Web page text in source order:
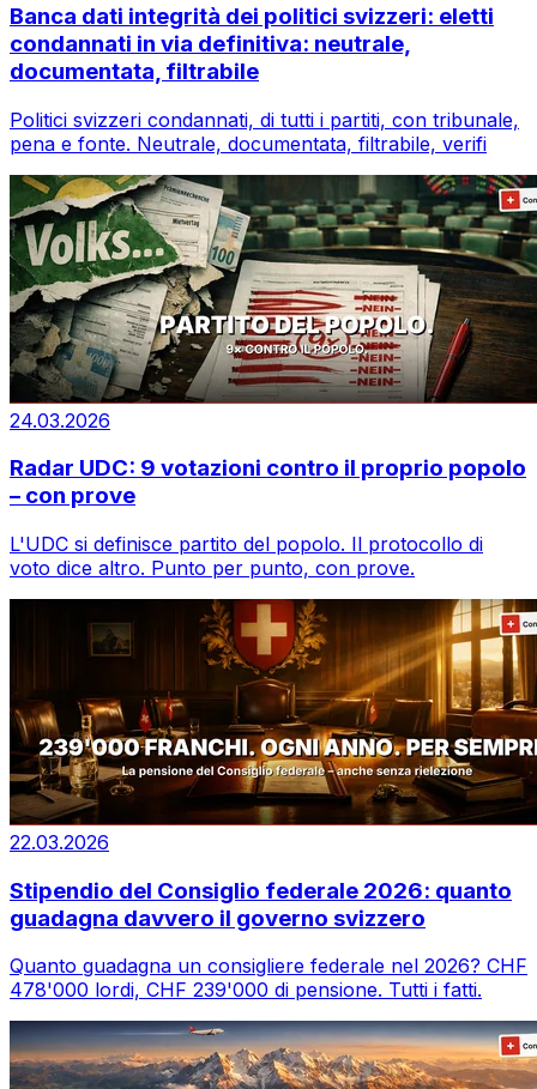
Banca dati integrità dei politici svizzeri: eletti
condannati in via definitiva: neutrale,
documentata, filtrabile
Politici svizzeri condannati, di tutti i partiti, con tribunale,
pena e fonte. Neutrale, documentata, filtrabile, verifi
24.03.2026
Radar UDC: 9 votazioni contro il proprio popolo
– con prove
L'UDC si definisce partito del popolo. Il protocollo di
voto dice altro. Punto per punto, con prove.
22.03.2026
Stipendio del Consiglio federale 2026: quanto
guadagna davvero il governo svizzero
Quanto guadagna un consigliere federale nel 2026? CHF
478'000 lordi, CHF 239'000 di pensione. Tutti i fatti.